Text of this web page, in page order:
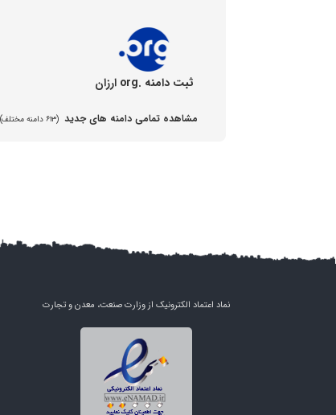
ثبت دامنه .org ارزان
مشاهده تمامی دامنه های جدید (۶۱۳ دامنه مختلف)
نماد اعتماد الکترونیک از وزارت صنعت، معدن و تجارت